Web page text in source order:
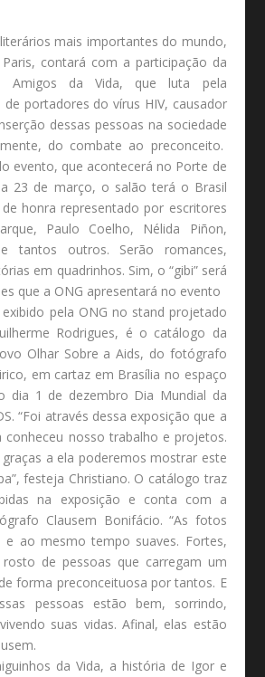
mais importantes do mundo,
contará com a participação da
Amigos da Vida, que luta pela
de portadores do vírus HIV, causador
dessas pessoas na sociedade
do combate ao preconceito.
evento, que acontecerá no Porte de
a 23 de março, o salão terá o Brasil
honra representado por escritores
Paulo Coelho, Nélida Piñon,
tantos outros. Serão romances,
em quadrinhos. Sim, o “gibi” será
que a ONG apresentará no evento
pela ONG no stand projetado
Rodrigues, é o catálogo da
Olhar Sobre a Aids, do fotógrafo
em cartaz em Brasília no espaço
dia 1 de dezembro Dia Mundial da
“Foi através dessa exposição que a
conheceu nosso trabalho e projetos.
a ela poderemos mostrar este
festeja Christiano. O catálogo traz
na exposição e conta com a
Clausem Bonifácio. “As fotos
ao mesmo tempo suaves. Fortes,
de pessoas que carregam um
forma preconceituosa por tantos. E
pessoas estão bem, sorrindo,
suas vidas. Afinal, elas estão
da Vida, a história de Igor e